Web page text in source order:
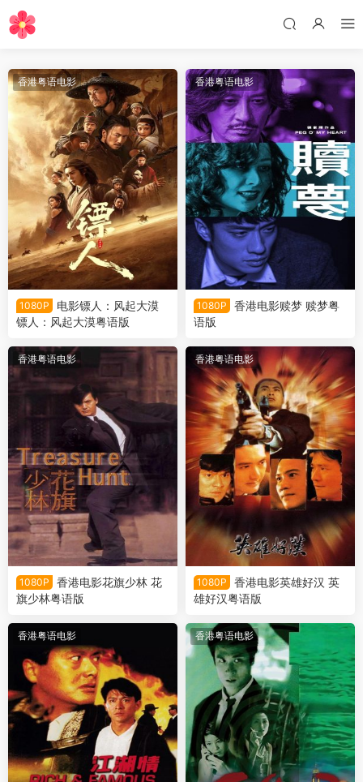
香港粤语电影
1080P
电影镖人：风起大漠
镖人：风起大漠粤语版
香港粤语电影
1080P
香港电影赎梦 赎梦粤
语版
香港粤语电影
1080P
香港电影花旗少林 花
旗少林粤语版
香港粤语电影
1080P
香港电影英雄好汉 英
雄好汉粤语版
香港粤语电影 香港粤语电影